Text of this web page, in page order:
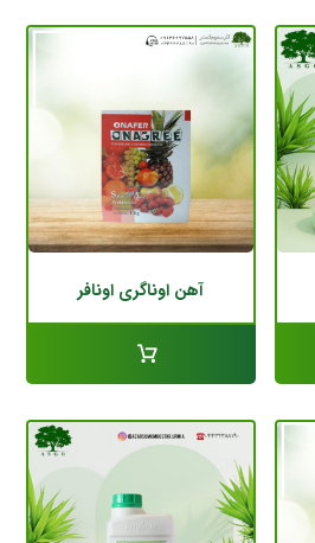
آهن اوناگری اونافر